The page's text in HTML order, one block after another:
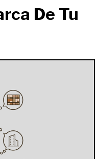
De Tu